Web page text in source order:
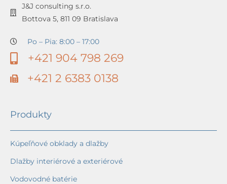
J&J consulting s.r.o.
Bottova 5, 811 09 Bratislava
Po – Pia: 8:00 – 17:00
+421 904 798 269
+421 2 6383 0138
Produkty
Kúpeľňové obklady a dlažby
Dlažby interiérové a exteriérové
Vodovodné batérie